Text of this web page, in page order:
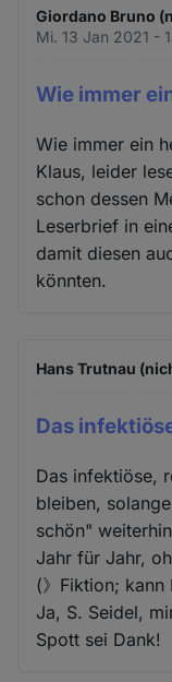
Giordano Bruno
Mi. 13 Jan 2021 -
Wie immer
Wie immer ein
Klaus, leider
schon dessen
Leserbrief in
damit diesen
könnten.
Hans Trutnau
Das
Das infektiöse,
bleiben,
schön"
Jahr für Jahr,
(》Fiktion; kann
Ja, S. Seidel,
Spott sei Dank!